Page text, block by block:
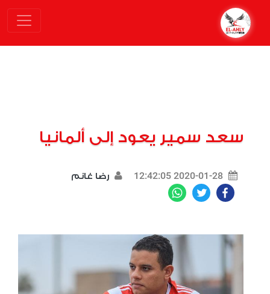
سعد سمير يعود إلى ألمانيا
2020-01-28 12:42:05 رضا غانم
Facebook
Twitter